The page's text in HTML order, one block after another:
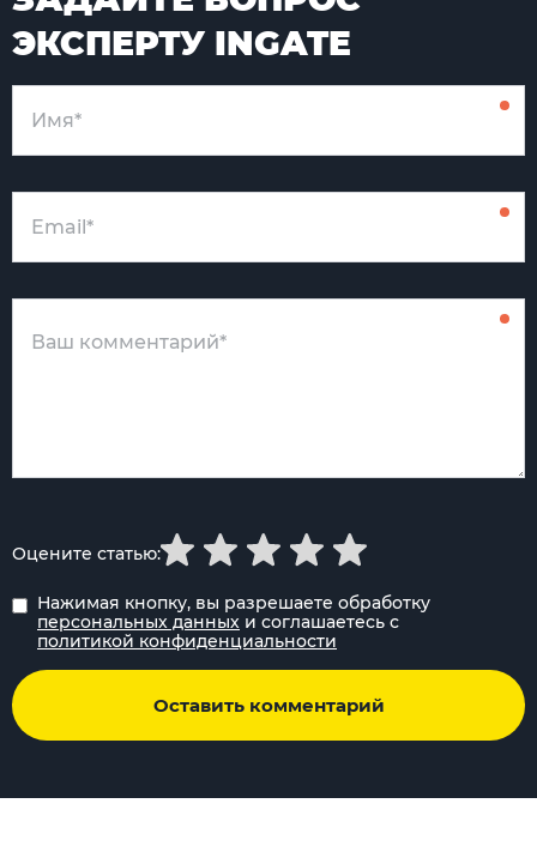
ЭКСПЕРТУ INGATE
Нажимая кнопку, вы разрешаете обработку
персональных данных и соглашаетесь с
политикой конфиденциальности
Оставить комментарий
Оцените статью: